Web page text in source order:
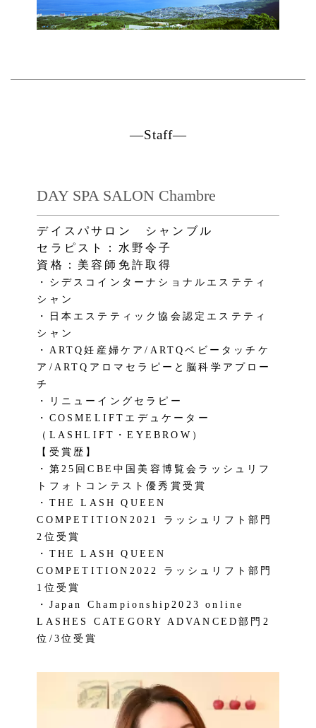
―Staff―
DAY SPA SALON Chambre
デイスパサロン シャンブル
セラピスト：水野令子
資格：美容師免許取得
・シデスコインターナショナルエステティ
シャン
・日本エステティック協会認定エステティ
シャン
・ARTQ妊産婦ケア/ARTQベビータッチケ
ア/ARTQアロマセラピーと脳科学アプロー
チ
・リニューイングセラピー
・ COSMELIFTエデュケーター
（LASHLIFT・EYEBROW）
【受賞歴】
・第25回CBE中国美容博覧会ラッシュリフ
トフォトコンテスト優秀賞受賞
・THE LASH QUEEN
COMPETITION2021 ラッシュリフト部門
2位受賞
・THE LASH QUEEN
COMPETITION2022 ラッシュリフト部門
1位受賞
・Japan Championship2023 online
LASHES CATEGORY ADVANCED部門2
位/3位受賞